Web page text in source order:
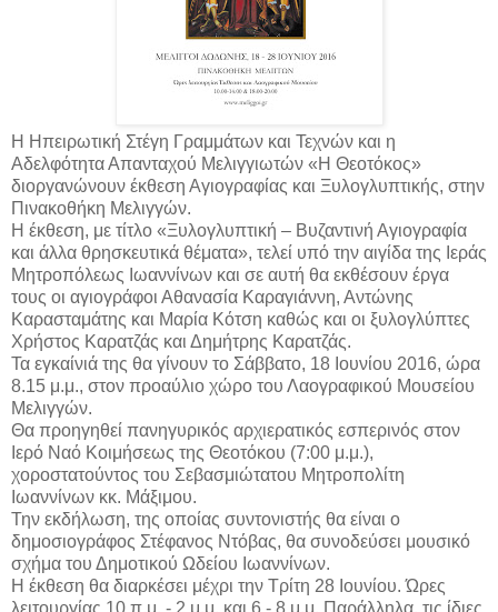
Η Ηπειρωτική Στέγη Γραμμάτων και Τεχνών και η
Αδελφότητα Απανταχού Μελιγγιωτών «Η Θεοτόκος»
διοργανώνουν έκθεση Αγιογραφίας και Ξυλογλυπτικής, στην
Πινακοθήκη Μελιγγών.
Η έκθεση, με τίτλο «Ξυλογλυπτική – Βυζαντινή Αγιογραφία
και άλλα θρησκευτικά θέματα», τελεί υπό την αιγίδα της Ιεράς
Μητροπόλεως Ιωαννίνων και σε αυτή θα εκθέσουν έργα
τους οι αγιογράφοι Αθανασία Καραγιάννη, Αντώνης
Καρασταμάτης και Μαρία Κότση καθώς και οι ξυλογλύπτες
Χρήστος Καρατζάς και Δημήτρης Καρατζάς.
Τα εγκαίνιά της θα γίνουν το Σάββατο, 18 Ιουνίου 2016, ώρα
8.15 μ.μ., στον προαύλιο χώρο του Λαογραφικού Μουσείου
Μελιγγών.
Θα προηγηθεί πανηγυρικός αρχιερατικός εσπερινός στον
Ιερό Ναό Κοιμήσεως της Θεοτόκου (7:00 μ.μ.),
χοροστατούντος του Σεβασμιώτατου Μητροπολίτη
Ιωαννίνων κκ. Μάξιμου.
Την εκδήλωση, της οποίας συντονιστής θα είναι ο
δημοσιογράφος Στέφανος Ντόβας, θα συνοδεύσει μουσικό
σχήμα του Δημοτικού Ωδείου Ιωαννίνων.
Η έκθεση θα διαρκέσει μέχρι την Τρίτη 28 Ιουνίου. Ώρες
λειτουργίας 10 π.μ. - 2 μ.μ. και 6 - 8 μ.μ. Παράλληλα, τις ίδιες